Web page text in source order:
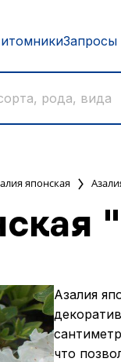
японская
Азалия
что